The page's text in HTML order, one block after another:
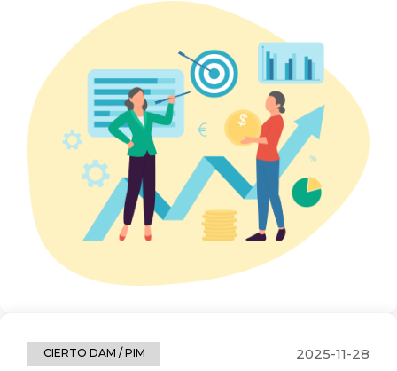
CIERTO DAM / PIM 2025-11-28